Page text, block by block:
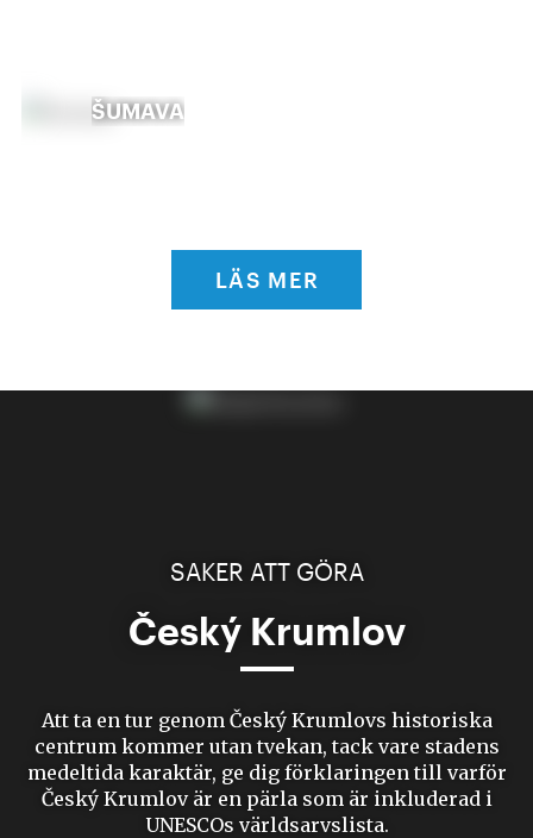
ŠUMAVA
LÄS MER
SAKER ATT GÖRA
Český Krumlov
Att ta en tur genom Český Krumlovs historiska
centrum kommer utan tvekan, tack vare stadens
medeltida karaktär, ge dig förklaringen till varför
Český Krumlov är en pärla som är inkluderad i
UNESCOs världsarvslista.